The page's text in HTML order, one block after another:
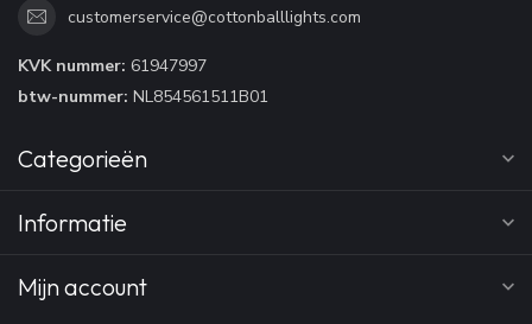
customerservice@cottonballlights.com
KVK nummer: 61947997
btw-nummer: NL854561511B01
Categorieën
Informatie
Mijn account